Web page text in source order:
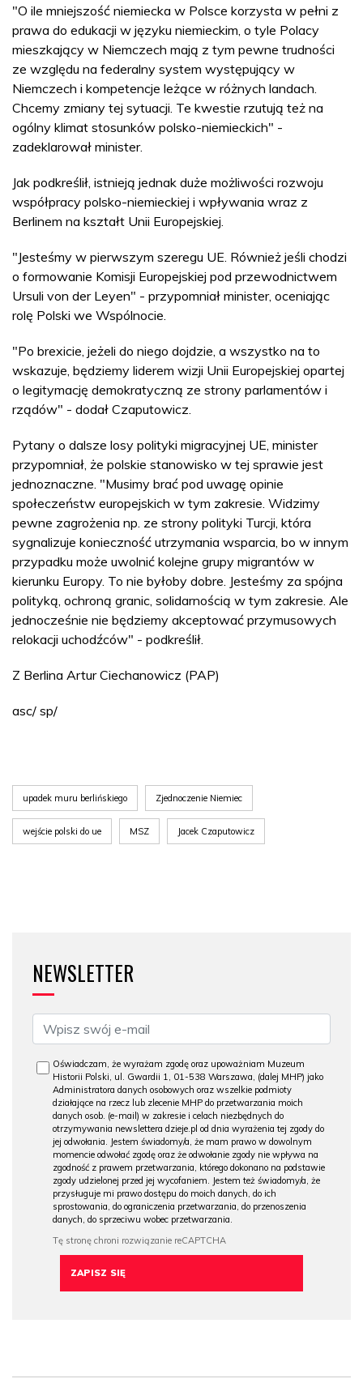
"O ile mniejszość niemiecka w Polsce korzysta w pełni z
prawa do edukacji w języku niemieckim, o tyle Polacy
mieszkający w Niemczech mają z tym pewne trudności
ze względu na federalny system występujący w
Niemczech i kompetencje leżące w różnych landach.
Chcemy zmiany tej sytuacji. Te kwestie rzutują też na
ogólny klimat stosunków polsko-niemieckich" -
zadeklarował minister.
Jak podkreślił, istnieją jednak duże możliwości rozwoju
współpracy polsko-niemieckiej i wpływania wraz z
Berlinem na kształt Unii Europejskiej.
"Jesteśmy w pierwszym szeregu UE. Również jeśli chodzi
o formowanie Komisji Europejskiej pod przewodnictwem
Ursuli von der Leyen" - przypomniał minister, oceniając
rolę Polski we Wspólnocie.
"Po brexicie, jeżeli do niego dojdzie, a wszystko na to
wskazuje, będziemy liderem wizji Unii Europejskiej opartej
o legitymację demokratyczną ze strony parlamentów i
rządów" - dodał Czaputowicz.
Pytany o dalsze losy polityki migracyjnej UE, minister
przypomniał, że polskie stanowisko w tej sprawie jest
jednoznaczne. "Musimy brać pod uwagę opinie
społeczeństw europejskich w tym zakresie. Widzimy
pewne zagrożenia np. ze strony polityki Turcji, która
sygnalizuje konieczność utrzymania wsparcia, bo w innym
przypadku może uwolnić kolejne grupy migrantów w
kierunku Europy. To nie byłoby dobre. Jesteśmy za spójna
polityką, ochroną granic, solidarnością w tym zakresie. Ale
jednocześnie nie będziemy akceptować przymusowych
relokacji uchodźców" - podkreślił.
Z Berlina Artur Ciechanowicz (PAP)
asc/ sp/
upadek muru berlińskiego Zjednoczenie Niemiec
wejście polski do ue MSZ Jacek Czaputowicz
NEWSLETTER
Oświadczam, że wyrażam zgodę oraz upoważniam Muzeum
Historii Polski, ul. Gwardii 1, 01-538 Warszawa, (dalej MHP) jako
Administratora danych osobowych oraz wszelkie podmioty
działające na rzecz lub zlecenie MHP do przetwarzania moich
danych osob. (e-mail) w zakresie i celach niezbędnych do
otrzymywania newslettera dzieje.pl od dnia wyrażenia tej zgody do
jej odwołania. Jestem świadomy/a, że mam prawo w dowolnym
momencie odwołać zgodę oraz że odwołanie zgody nie wpływa na
zgodność z prawem przetwarzania, którego dokonano na podstawie
zgody udzielonej przed jej wycofaniem. Jestem też świadomy/a, że
przysługuje mi prawo dostępu do moich danych, do ich
sprostowania, do ograniczenia przetwarzania, do przenoszenia
danych, do sprzeciwu wobec przetwarzania.